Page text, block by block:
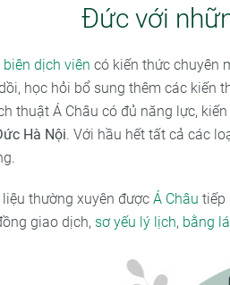
Đức với
biên dịch viên có kiến thức chuyên
học hỏi bổ sung thêm các kiến
thuật Á Châu có đủ năng lực,
Hà Nội. Với hầu hết tất cả các
thường xuyên được Á Châu tiếp
giao dịch, sơ yếu lý lịch, bằng